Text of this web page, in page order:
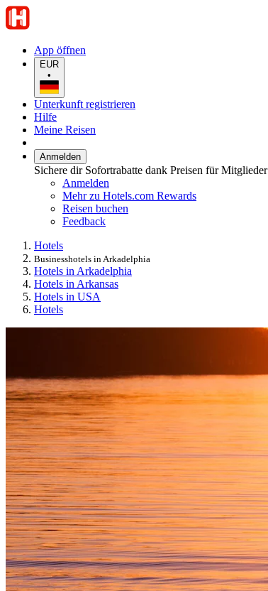
App öffnen
EUR
•
Unterkunft registrieren
Hilfe
Meine Reisen
Anmelden
Sichere dir Sofortrabatte dank Preisen für Mitglieder
Anmelden
Mehr zu Hotels.com Rewards
Reisen buchen
Feedback
Hotels
Businesshotels in Arkadelphia
Hotels in Arkadelphia
Hotels in Arkansas
Hotels in USA
Hotels